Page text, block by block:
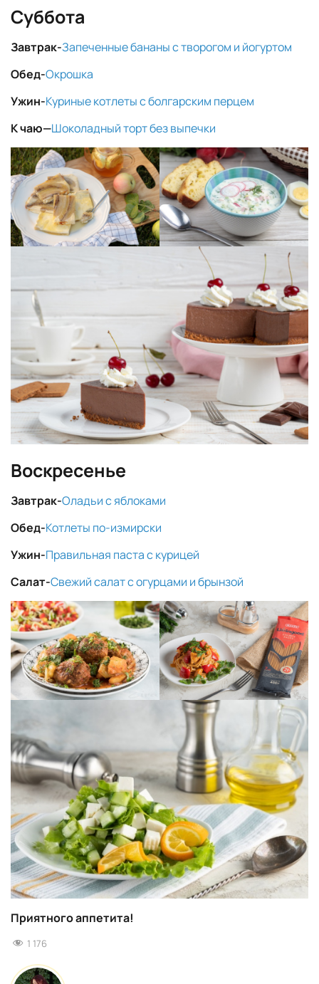
Суббота
Завтрак-Запеченные бананы с творогом и йогуртом
Обед-Окрошка
Ужин-Куриные котлеты с болгарским перцем
К чаю—Шоколадный торт без выпечки
Воскресенье
Завтрак-Оладьи с яблоками
Обед-Котлеты по-измирски
Ужин-Правильная паста с курицей
Салат-Свежий салат с огурцами и брынзой
Приятного аппетита!
1 176